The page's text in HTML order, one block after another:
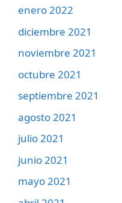
enero 2022
diciembre 2021
noviembre 2021
octubre 2021
septiembre 2021
agosto 2021
julio 2021
junio 2021
mayo 2021